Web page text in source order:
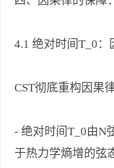
4.1 绝对时间T_0：
CST彻底重构因果
- 绝对时间T_0由N
于热力学熵增的弦